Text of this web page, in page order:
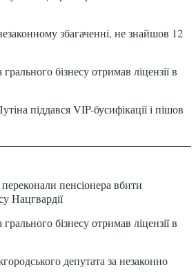
збагаченні, не знайшов 12
бізнесу отримав ліцензії в
піддався VIP-бусифікації і пішов
пенсіонера вбити
Нацгвардії
бізнесу отримав ліцензії в
депутата за незаконно